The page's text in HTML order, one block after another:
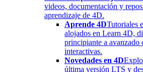
videos, documentación y
aprendizaje de 4D.
Aprende 4DTutoriales
alojados en Learn 4D,
principiante a avanzado
interactivas.
Novedades en 4D
última versión LTS y